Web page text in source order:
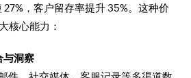
27%，客户留存率提升 35%。这种价
核心能力：
与洞察